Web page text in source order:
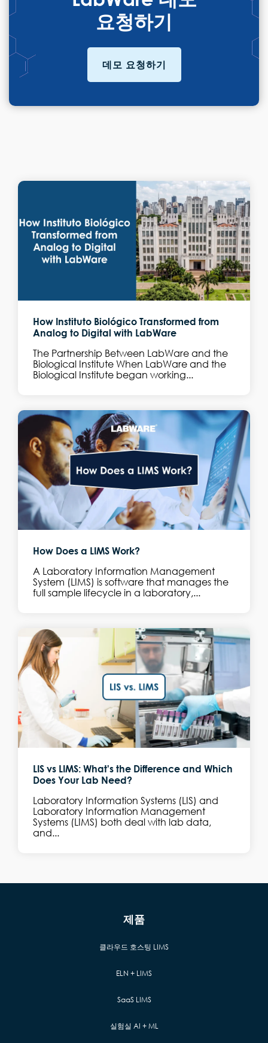
요청하기
데모 요청하기
How Instituto Biológico Transformed from
Analog to Digital with LabWare
The Partnership Between LabWare and the
Biological Institute When LabWare and the
Biological Institute began working...
How Does a LIMS Work?
A Laboratory Information Management
System (LIMS) is software that manages the
full sample lifecycle in a laboratory,...
LIS vs LIMS: What's the Difference and Which
Does Your Lab Need?
Laboratory Information Systems (LIS) and
Laboratory Information Management
Systems (LIMS) both deal with lab data,
and...
제품
클라우드 호스팅 LIMS
ELN + LIMS
SaaS LIMS
실험실 AI + ML